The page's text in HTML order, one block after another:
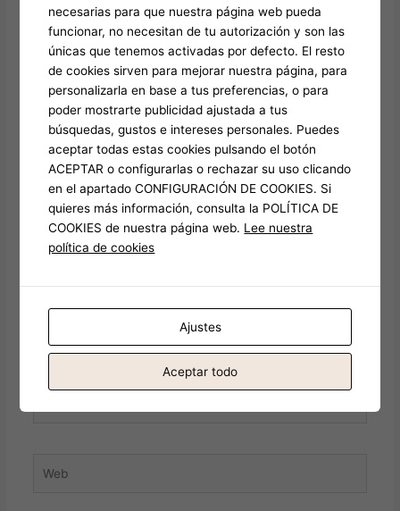
Deja un comentario
Tu dirección de correo electrónico no será publicada.
campos obligatorios están marcados con *
Escribe
aquí...
Correo
electrónico*
necesarias para que nuestra página web pueda
funcionar, no necesitan de tu autorización y son las
únicas que tenemos activadas por defecto. El resto
de cookies sirven para mejorar nuestra página, para
personalizarla en base a tus preferencias, o para
poder mostrarte publicidad ajustada a tus
búsquedas, gustos e intereses personales. Puedes
aceptar todas estas cookies pulsando el botón
ACEPTAR o configurarlas o rechazar su uso clicando
en el apartado CONFIGURACIÓN DE COOKIES. Si
quieres más información, consulta la POLÍTICA DE
COOKIES de nuestra página web. Lee nuestra
política de cookies
Ajustes
Aceptar todo